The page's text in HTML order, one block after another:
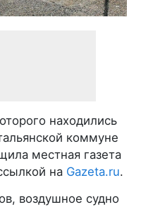
находились
коммуне
местная газета
на Gazeta.ru.
воздушное судно